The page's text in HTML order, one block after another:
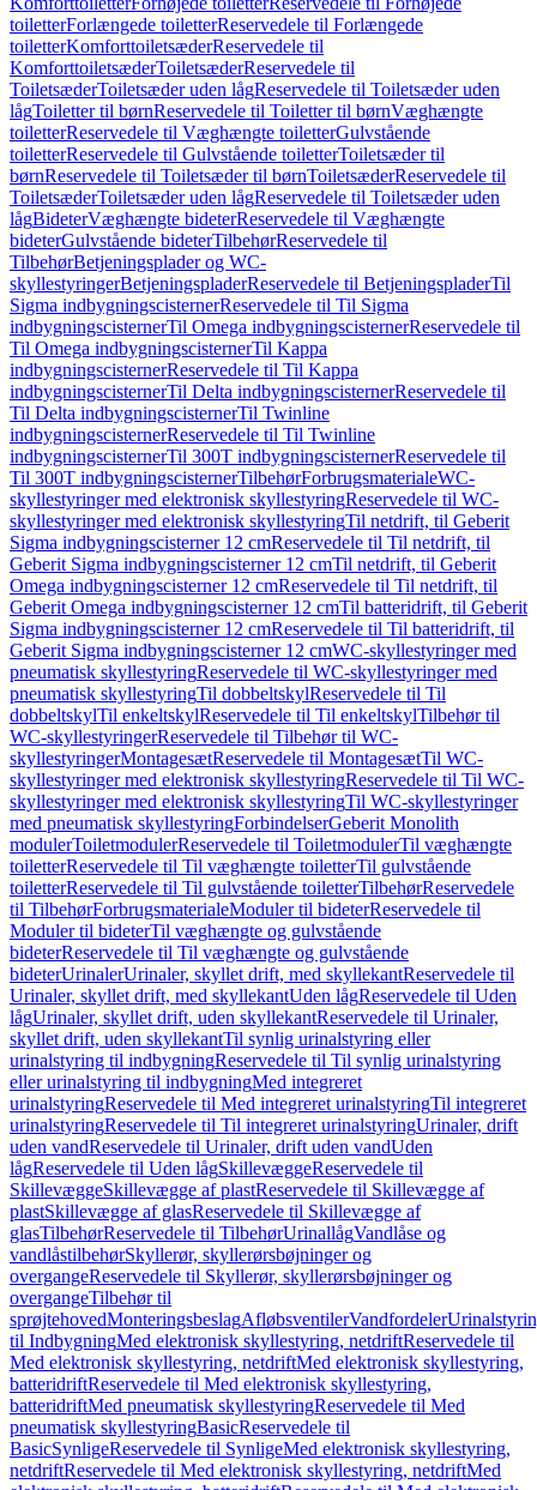
toiletterForlængede toiletterReservedele til Forlængede
toiletterKomforttoiletsæderReservedele til
KomforttoiletsæderToiletsæderReservedele til
ToiletsæderToiletsæder uden lågReservedele til Toiletsæder uden
lågToiletter til børnReservedele til Toiletter til børnVæghængte
toiletterReservedele til Væghængte toiletterGulvstående
toiletterReservedele til Gulvstående toiletterToiletsæder til
børnReservedele til Toiletsæder til børnToiletsæderReservedele til
ToiletsæderToiletsæder uden lågReservedele til Toiletsæder uden
lågBideterVæghængte bideterReservedele til Væghængte
bideterGulvstående bideterTilbehørReservedele til
TilbehørBetjeningsplader og WC-
skyllestyringerBetjeningspladerReservedele til BetjeningspladerTil
Sigma indbygningscisternerReservedele til Til Sigma
indbygningscisternerTil Omega indbygningscisternerReservedele til
Til Omega indbygningscisternerTil Kappa
indbygningscisternerReservedele til Til Kappa
indbygningscisternerTil Delta indbygningscisternerReservedele til
Til Delta indbygningscisternerTil Twinline
indbygningscisternerReservedele til Til Twinline
indbygningscisternerTil 300T indbygningscisternerReservedele til
Til 300T indbygningscisternerTilbehørForbrugsmaterialeWC-
skyllestyringer med elektronisk skyllestyringReservedele til WC-
skyllestyringer med elektronisk skyllestyringTil netdrift, til Geberit
Sigma indbygningscisterner 12 cmReservedele til Til netdrift, til
Geberit Sigma indbygningscisterner 12 cmTil netdrift, til Geberit
Omega indbygningscisterner 12 cmReservedele til Til netdrift, til
Geberit Omega indbygningscisterner 12 cmTil batteridrift, til Geberit
Sigma indbygningscisterner 12 cmReservedele til Til batteridrift, til
Geberit Sigma indbygningscisterner 12 cmWC-skyllestyringer med
pneumatisk skyllestyringReservedele til WC-skyllestyringer med
pneumatisk skyllestyringTil dobbeltskylReservedele til Til
dobbeltskylTil enkeltskylReservedele til Til enkeltskylTilbehør til
WC-skyllestyringerReservedele til Tilbehør til WC-
skyllestyringerMontagesætReservedele til MontagesætTil WC-
skyllestyringer med elektronisk skyllestyringReservedele til Til WC-
skyllestyringer med elektronisk skyllestyringTil WC-skyllestyringer
med pneumatisk skyllestyringForbindelserGeberit Monolith
modulerToiletmodulerReservedele til ToiletmodulerTil væghængte
toiletterReservedele til Til væghængte toiletterTil gulvstående
toiletterReservedele til Til gulvstående toiletterTilbehørReservedele
til TilbehørForbrugsmaterialeModuler til bideterReservedele til
Moduler til bideterTil væghængte og gulvstående
bideterReservedele til Til væghængte og gulvstående
bideterUrinalerUrinaler, skyllet drift, med skyllekantReservedele til
Urinaler, skyllet drift, med skyllekantUden lågReservedele til Uden
lågUrinaler, skyllet drift, uden skyllekantReservedele til Urinaler,
skyllet drift, uden skyllekantTil synlig urinalstyring eller
urinalstyring til indbygningReservedele til Til synlig urinalstyring
eller urinalstyring til indbygningMed integreret
urinalstyringReservedele til Med integreret urinalstyringTil integreret
urinalstyringReservedele til Til integreret urinalstyringUrinaler, drift
uden vandReservedele til Urinaler, drift uden vandUden
lågReservedele til Uden lågSkillevæggeReservedele til
SkillevæggeSkillevægge af plastReservedele til Skillevægge af
plastSkillevægge af glasReservedele til Skillevægge af
glasTilbehørReservedele til TilbehørUrinallågVandlåse og
vandlåstilbehørSkyllerør, skyllerørsbøjninger og
overgangeReservedele til Skyllerør, skyllerørsbøjninger og
overgangeTilbehør til
sprøjtehovedMonteringsbeslagAfløbsventilerVandfordeler
til IndbygningMed elektronisk skyllestyring, netdriftReservedele til
Med elektronisk skyllestyring, netdriftMed elektronisk skyllestyring,
batteridriftReservedele til Med elektronisk skyllestyring,
batteridriftMed pneumatisk skyllestyringReservedele til Med
pneumatisk skyllestyringBasicReservedele til
BasicSynligeReservedele til SynligeMed elektronisk skyllestyring,
netdriftReservedele til Med elektronisk skyllestyring, netdriftMed